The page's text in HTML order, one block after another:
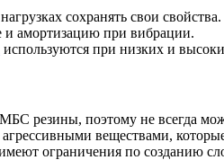
сохранять свои свойства.
и амортизацию при вибрации.
используются при низких и
резины, поэтому не всегда
веществами,
ограничения по созданию